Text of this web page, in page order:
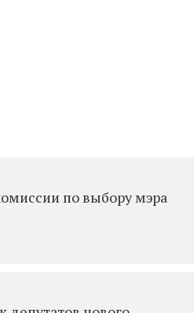
по выбору мэра